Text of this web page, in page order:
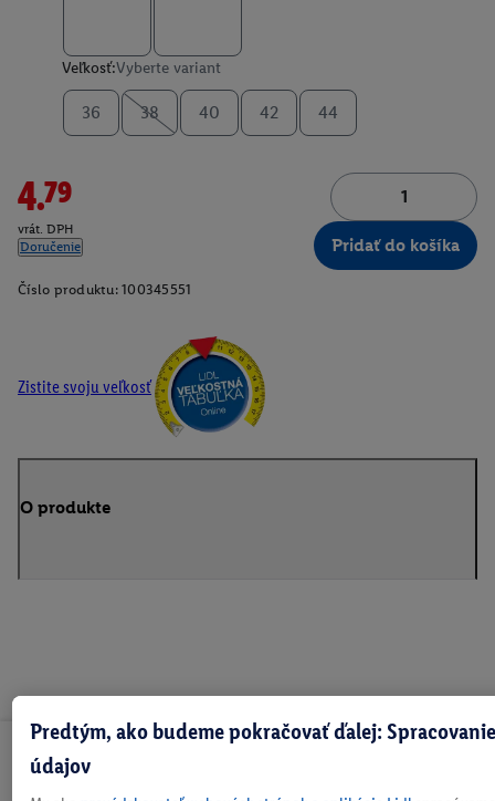
Veľkosť:Vyberte variant
36 38 40 42 44
4.79
vrát. DPH
Doručenie
Pridať do košíka
Číslo produktu: 100345551
Zistite svoju veľkosť
O produkte
Predtým, ako budeme pokračovať ďalej:
údajov